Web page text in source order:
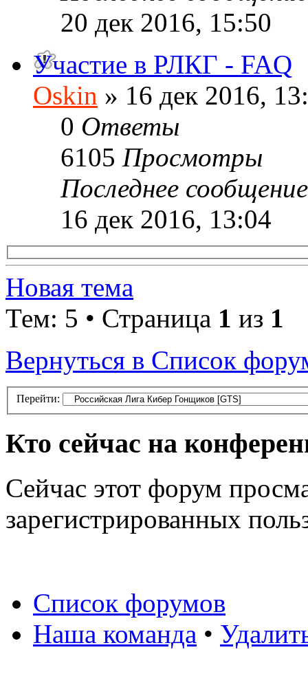
20 дек 2016, 15:50
Участие в РЛКГ - FAQ
Oskin » 16 дек 2016,
0 Ответы
6105 Просмотры
Последнее
16 дек 2016, 13:04
Новая тема
Тем: 5 • Страница 1 из 1
Вернуться в Список
Перейти:
Кто сейчас на
Сейчас этот форум
зарегистрированных
Список форумов
Наша команда •